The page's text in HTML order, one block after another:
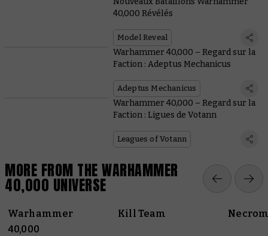
40,000 Révélés
Model Reveal
Warhammer 40,000 – Regard sur la
Faction : Adeptus Mechanicus
Adeptus Mechanicus
Warhammer 40,000 – Regard sur la
Faction : Ligues de Votann
Leagues of Votann
MORE FROM THE WARHAMMER
40,000 UNIVERSE
Warhammer
40,000
Kill Team